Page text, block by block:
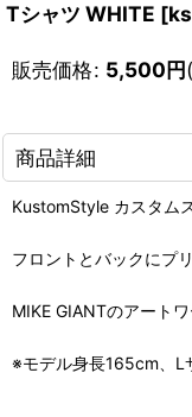
Tシャツ WHITE [
販売価格: 5,500円
商品詳細
KustomStyle カスタム
フロントとバックにプ
MIKE GIANTのアート
※モデル身長165cm、L